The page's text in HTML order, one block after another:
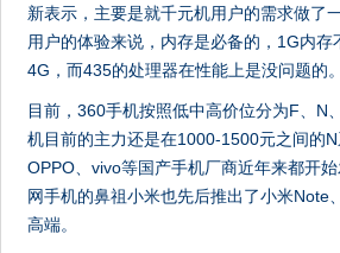
新表示，主要是就千元机用户的需求做了
用户的体验来说，内存是必备的，1G内存
4G，而435的处理器在性能上是没问题的
目前，360手机按照低中高价位分为F、N
机目前的主力还是在1000-1500元之间的N
OPPO、vivo等国产手机厂商近年来都开
网手机的鼻祖小米也先后推出了小米Note
高端。